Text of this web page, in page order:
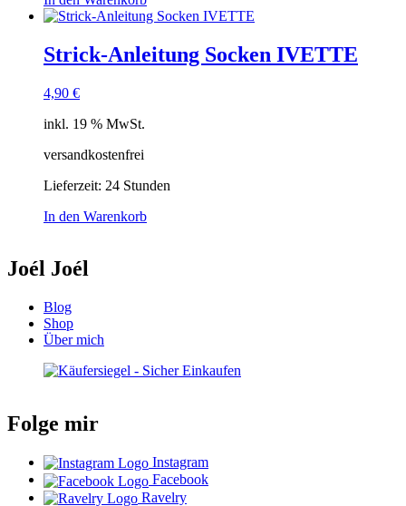
Strick-Anleitung Socken IVETTE
4,90 €
inkl. 19 % MwSt.
versandkostenfrei
Lieferzeit: 24 Stunden
In den Warenkorb
Joél Joél
Blog
Shop
Über mich
Folge mir
Instagram
Facebook
Ravelry